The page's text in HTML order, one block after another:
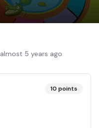
almost 5 years ago
10 points